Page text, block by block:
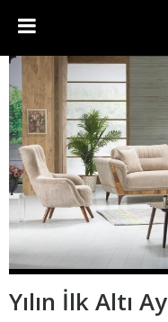
Yılın İlk Altı